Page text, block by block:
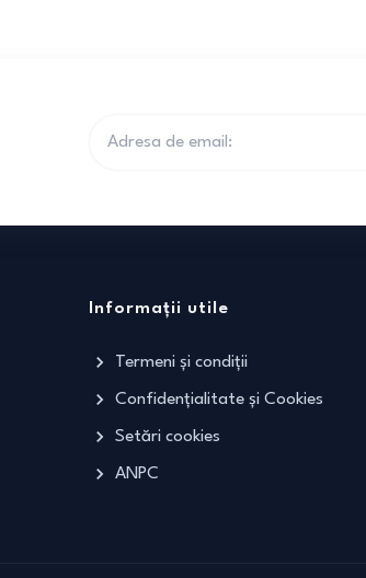
Informații utile
Termeni și condiții
Confidențialitate și Cookies
Setări cookies
ANPC